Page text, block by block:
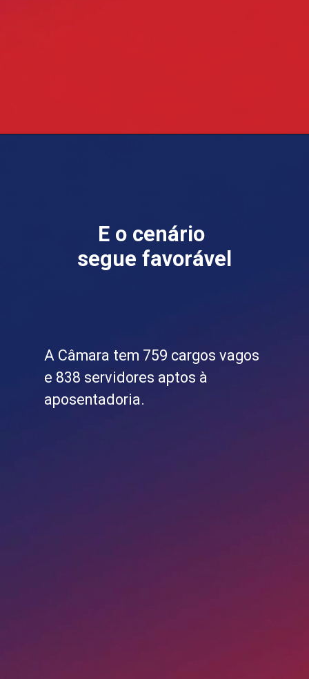
E o cenário
segue favorável
A Câmara tem 759 cargos vagos
e 838 servidores aptos à
aposentadoria.